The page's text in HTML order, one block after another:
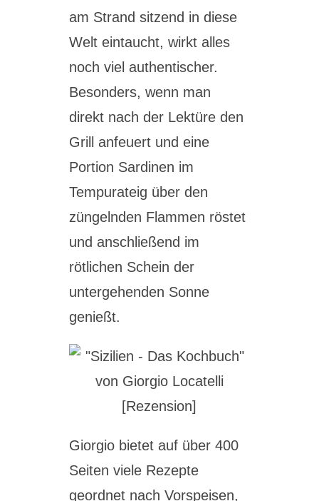
am Strand sitzend in diese
Welt eintaucht, wirkt alles
noch viel authentischer.
Besonders, wenn man
direkt nach der Lektüre den
Grill anfeuert und eine
Portion Sardinen im
Tempurateig über den
züngelnden Flammen röstet
und anschließend im
rötlichen Schein der
untergehenden Sonne
genießt.
Giorgio bietet auf über 400
Seiten viele Rezepte
geordnet nach Vorspeisen,